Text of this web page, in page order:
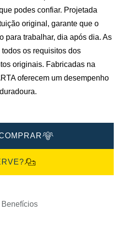
podes confiar. Projetada
original, garante que o
para trabalhar, dia após dia. As
os requisitos dos
originais. Fabricadas na
oferecem um desempenho
Benefícios